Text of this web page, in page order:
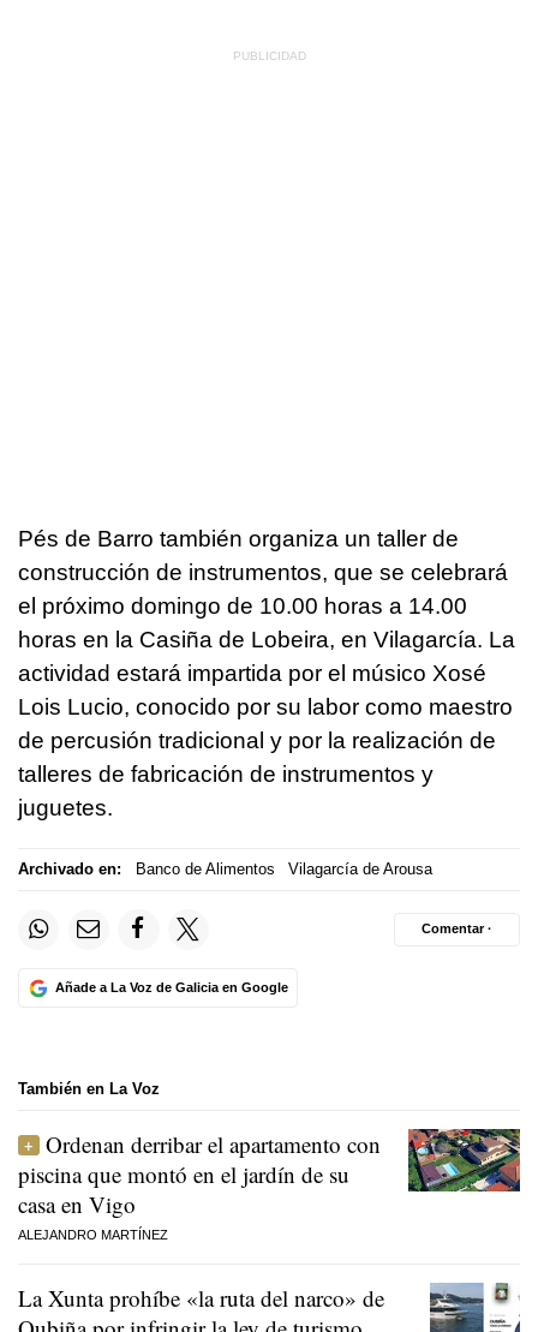
Pés de Barro también organiza un taller de
construcción de instrumentos, que se celebrará
el próximo domingo de 10.00 horas a 14.00
horas en la Casiña de Lobeira, en Vilagarcía. La
actividad estará impartida por el músico Xosé
Lois Lucio, conocido por su labor como maestro
de percusión tradicional y por la realización de
talleres de fabricación de instrumentos y
juguetes.
Archivado en: Banco de Alimentos Vilagarcía de Arousa
Añade a La Voz de Galicia en Google
Comentar ·
También en La Voz
Ordenan derribar el apartamento con
piscina que montó en el jardín de su
casa en Vigo
ALEJANDRO MARTÍNEZ
La Xunta prohíbe «la ruta del narco» de